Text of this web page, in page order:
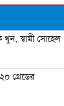
ধর্মগুরু নন’
রহস্য ফাঁস
খুন, স্বামী সোহেল
গ্রেডের